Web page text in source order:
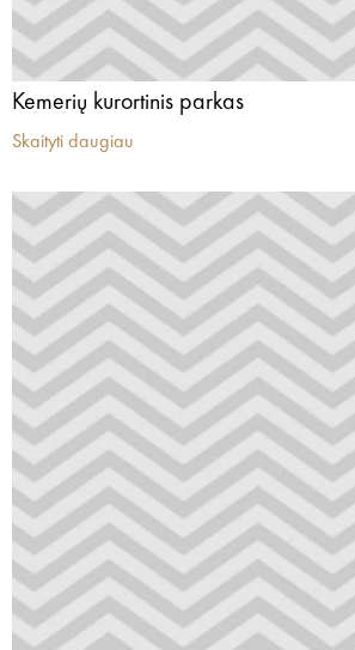
Kemerių kurortinis parkas
Skaityti daugiau